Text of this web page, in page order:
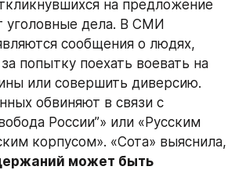
на предложение
уголовные дела. В СМИ
за попытку поехать воевать на
или совершить диверсию.
обвиняют в связи с
России”» или «Русским
корпусом». «Сота» выяснила,
может быть